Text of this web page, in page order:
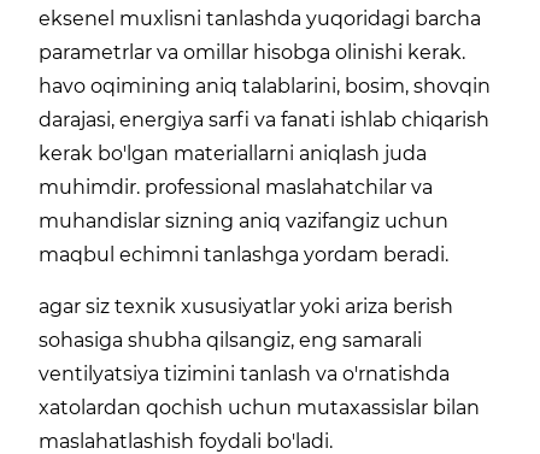
eksenel muxlisni tanlashda yuqoridagi barcha
parametrlar va omillar hisobga olinishi kerak.
havo oqimining aniq talablarini, bosim, shovqin
darajasi, energiya sarfi va fanati ishlab chiqarish
kerak bo'lgan materiallarni aniqlash juda
muhimdir. professional maslahatchilar va
muhandislar sizning aniq vazifangiz uchun
maqbul echimni tanlashga yordam beradi.
agar siz texnik xususiyatlar yoki ariza berish
sohasiga shubha qilsangiz, eng samarali
ventilyatsiya tizimini tanlash va o'rnatishda
xatolardan qochish uchun mutaxassislar bilan
maslahatlashish foydali bo'ladi.